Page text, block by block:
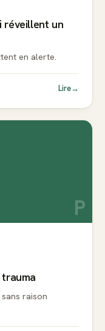
réveillent un
en alerte.
Lire→
P
raison